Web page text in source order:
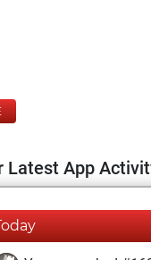
Latest App